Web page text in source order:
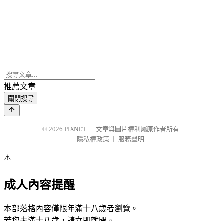
推薦文章
關閉搜尋
© 2026 PIXNET
文章與圖片權利屬原作者所有
隱私權政策
服務聲明
⚠️
成人內容提醒
本部落格內容僅限年滿十八歲者瀏覽。